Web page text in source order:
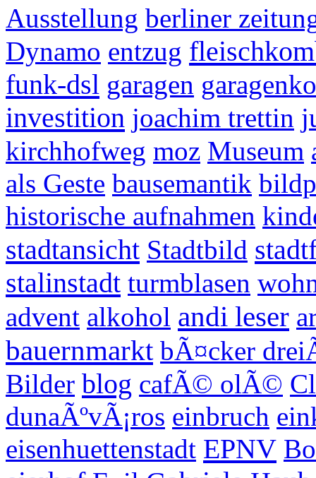
Ausstellung berliner
Dynamo entzug
funk-dsl garagen
investition joachim trettin
kirchhofweg moz Museum
als Geste bausemantik
historische aufnahmen
stadtansicht Stadtbild
stalinstadt turmblasen
advent alkohol andi leser
bauernmarkt bÃ¤cker
Bilder blog cafÃ© olÃ©
dunaÃºvÃ¡ros einbruch
eisenhuettenstadt EPNV